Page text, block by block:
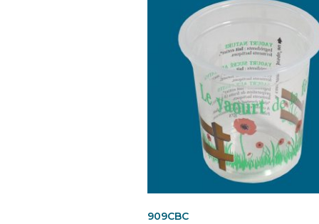
909CBC